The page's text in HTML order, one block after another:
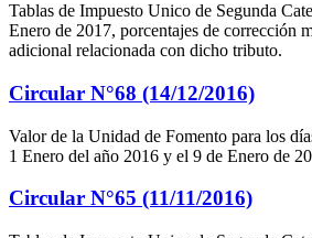
Tablas de Impuesto Unico de Segunda
Enero de 2017, porcentajes de corrección
adicional relacionada con dicho tributo.
Circular N°68 (14/12/2016)
Valor de la Unidad de Fomento para los
1 Enero del año 2016 y el 9 de Enero de
Circular N°65 (11/11/2016)